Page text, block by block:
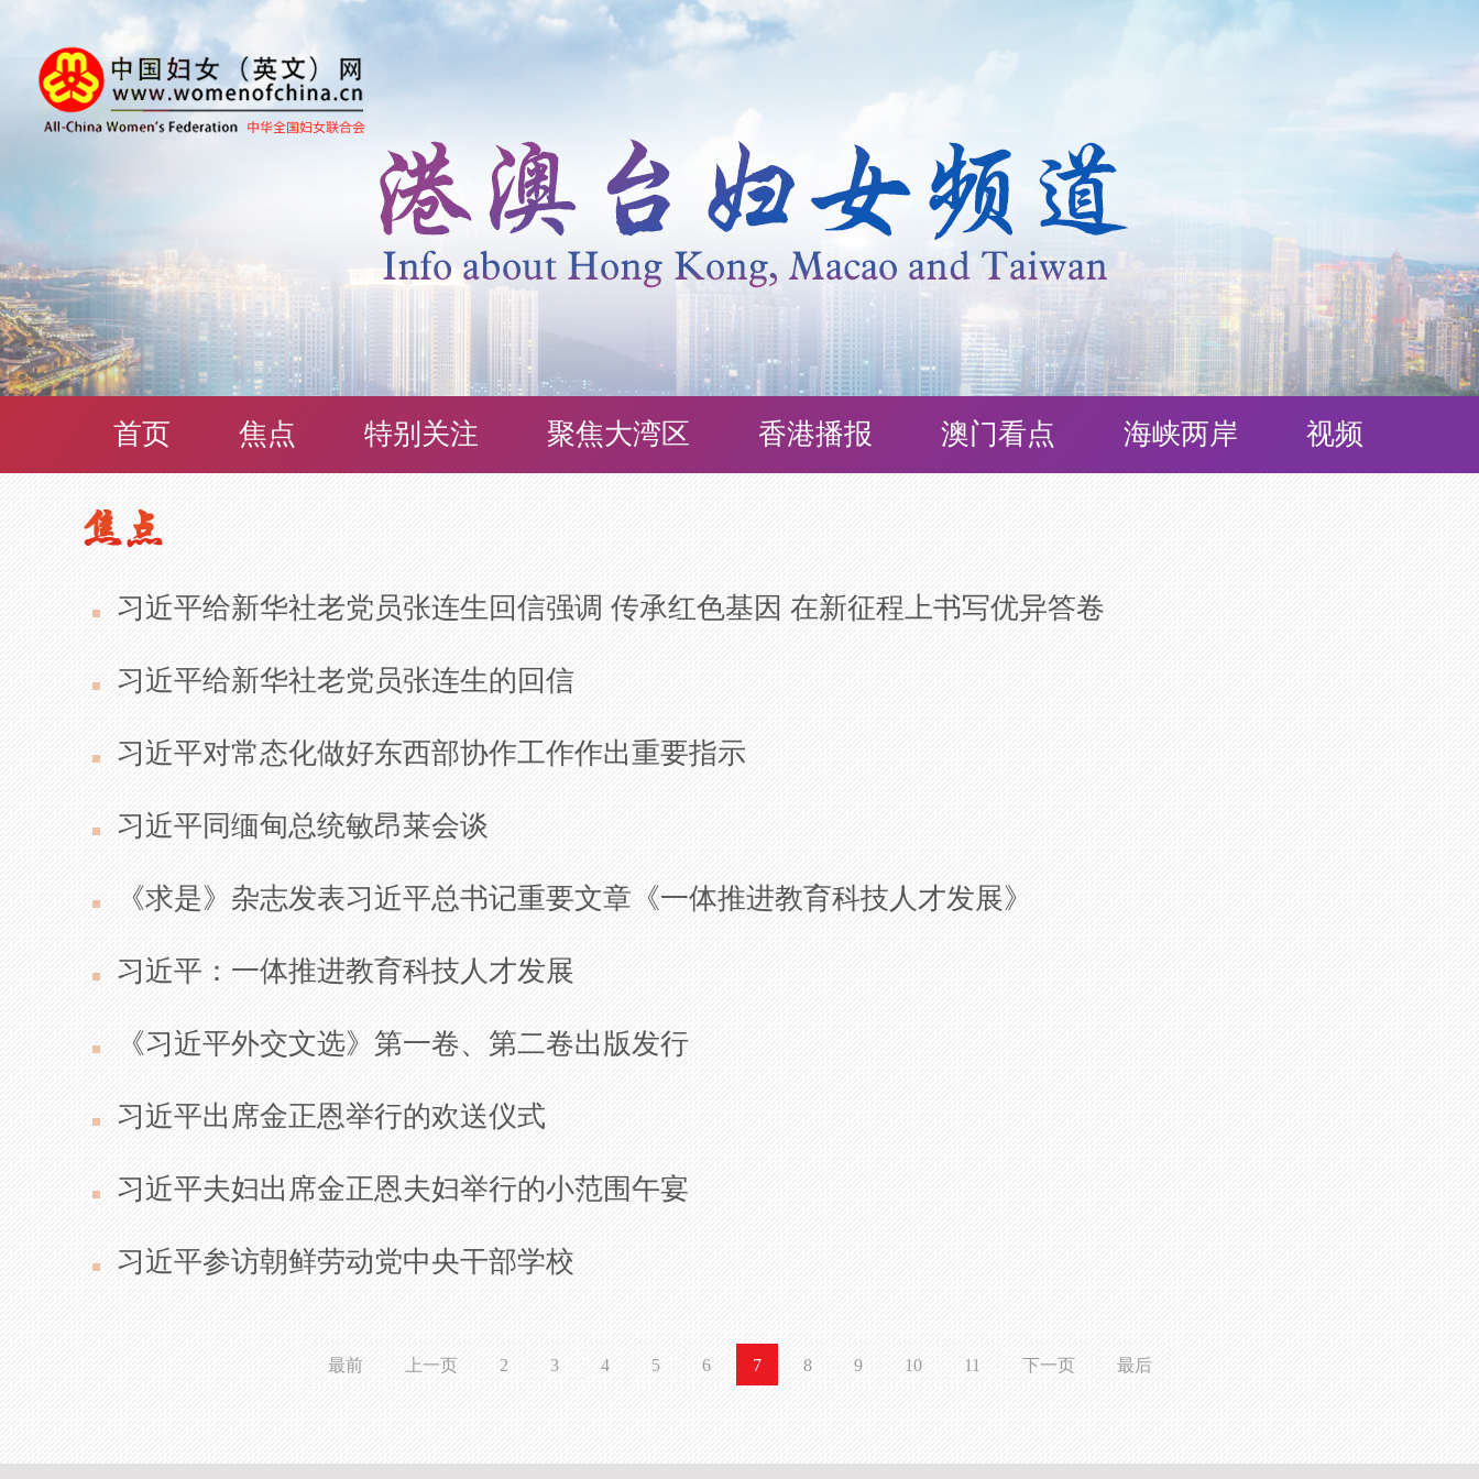
首页 焦点 特别关注 聚焦大湾区 香港播报 澳门看点 海峡两岸 视频
习近平给新华社老党员张连生回信强调传承红色基因 在新征程上书写优异答卷
习近平给新华社老党员张连生的回信
习近平对常态化做好东西部协作工作作出重要指示
习近平同缅甸总统敏昂莱会谈
《求是》杂志发表习近平总书记重要文章《一体推进教育科技人才发展》
习近平：一体推进教育科技人才发展
《习近平外交文选》第一卷、第二卷出版发行
习近平出席金正恩举行的欢送仪式
习近平夫妇出席金正恩夫妇举行的小范围午宴
习近平参访朝鲜劳动党中央干部学校
最前 上一页 2 3 4 5 6 7 8 9 10 11 下一页 最后